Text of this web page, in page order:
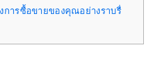
การซื้อขายของคุณอย่างราบรื่